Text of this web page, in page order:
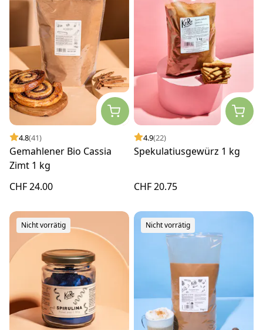
4.8(41)
Gemahlener Bio Cassia
Zimt 1 kg
CHF 24.00
4.9(22)
Spekulatiusgewürz 1 kg
CHF 20.75
Nicht vorrätig Nicht vorrätig